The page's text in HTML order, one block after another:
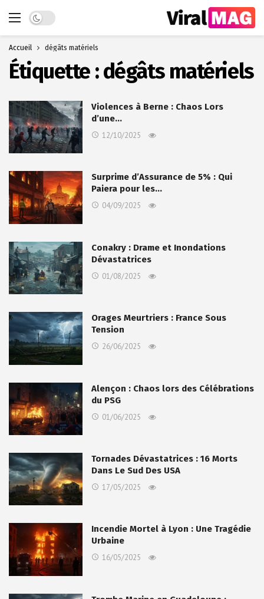
Dark mode
Accueil dégâts matériels
Étiquette :dégâts matériels
Violences à Berne : Chaos Lors
d’une…
12/10/2025
Surprime d’Assurance de 5% : Qui
Paiera pour les…
04/09/2025
Conakry : Drame et Inondations
Dévastatrices
01/08/2025
Orages Meurtriers : France Sous
Tension
26/06/2025
Alençon : Chaos lors des Célébrations
du PSG
01/06/2025
Tornades Dévastatrices : 16 Morts
Dans Le Sud Des USA
17/05/2025
Incendie Mortel à Lyon : Une Tragédie
Urbaine
16/05/2025